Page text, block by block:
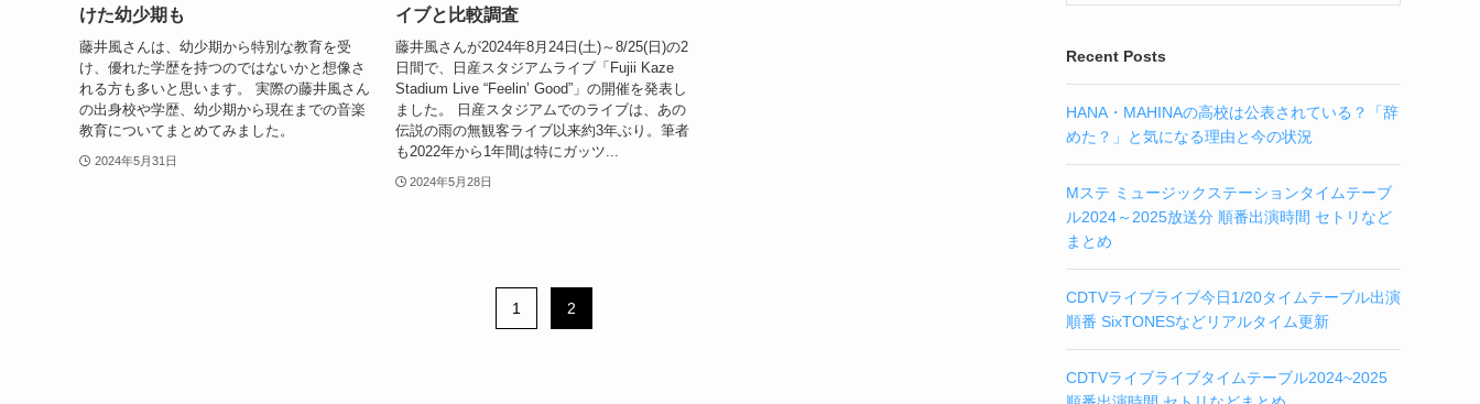
けた幼少期も
藤井風さんは、幼少期から特別な教育を受
け、優れた学歴を持つのではないかと想像さ
れる方も多いと思います。 実際の藤井風さん
の出身校や学歴、幼少期から現在までの音楽
教育についてまとめてみました。
2024年5月31日
イブと比較調査
藤井風さんが2024年8月24日(土)～8/25(日)の2
日間で、日産スタジアムライブ「Fujii Kaze
Stadium Live “Feelin’ Good”」の開催を発表し
ました。 日産スタジアムでのライブは、あの
伝説の雨の無観客ライブ以来約3年ぶり。筆者
も2022年から1年間は特にガッツ...
2024年5月28日
1 2
Recent Posts
HANA・MAHINAの高校は公表されている？「辞
めた？」と気になる理由と今の状況
Mステ ミュージックステーションタイムテーブ
ル2024～2025放送分 順番出演時間 セトリなど
まとめ
CDTVライブライブ今日1/20タイムテーブル出演
順番 SixTONESなどリアルタイム更新
CDTVライブライブタイムテーブル2024~2025